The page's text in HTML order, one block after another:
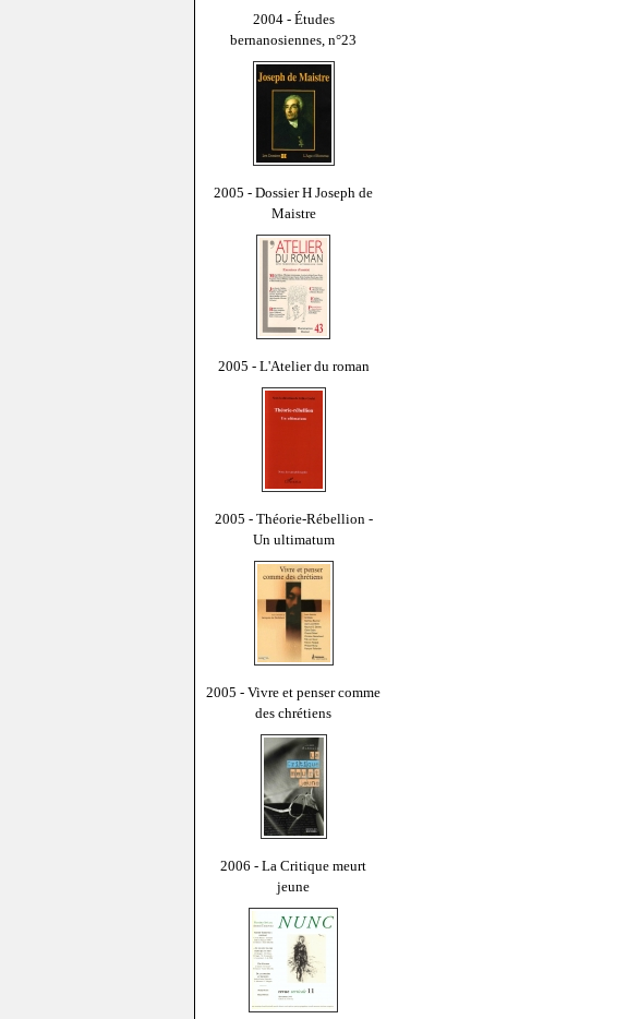
2004 - Études
bernanosiennes, n°23
2005 - Dossier H Joseph de
Maistre
2005 - L'Atelier du roman
2005 - Théorie-Rébellion -
Un ultimatum
2005 - Vivre et penser comme
des chrétiens
2006 - La Critique meurt
jeune